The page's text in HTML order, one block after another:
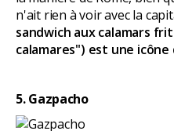
n'ait rien à voir avec la
sandwich aux calamars
calamares") est une icône
5. Gazpacho